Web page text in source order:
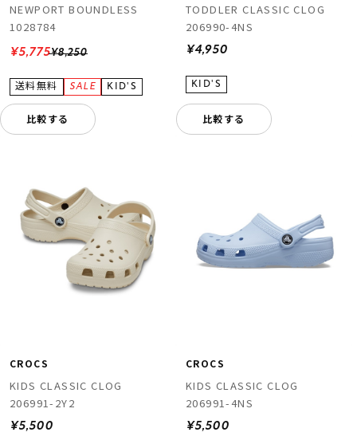
NEWPORT BOUNDLESS
1028784
¥8,250
¥5,775
比較する
TODDLER CLASSIC CLOG
206990-4NS
¥4,950
比較する
CROCS
KIDS CLASSIC CLOG
206991-2Y2
¥5,500
CROCS
KIDS CLASSIC CLOG
206991-4NS
¥5,500